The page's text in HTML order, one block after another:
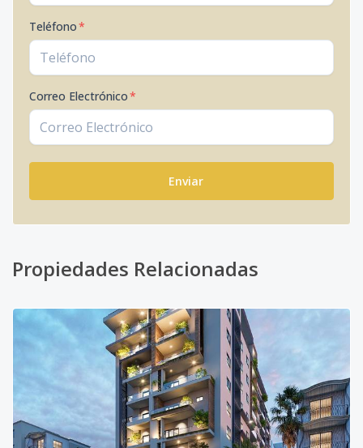
Teléfono*
Correo Electrónico*
Enviar
Propiedades Relacionadas